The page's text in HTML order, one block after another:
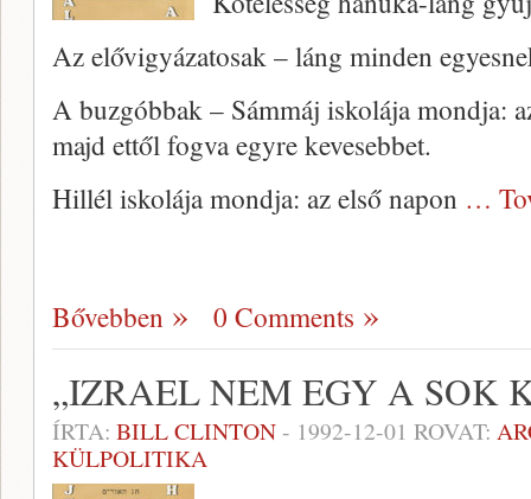
Az elővigyázatosak – láng minden
A buzgóbbak – Sámmáj iskolája mondja:
majd ettől fogva egyre kevesebbet.
Hillél iskolája mondja: az első napon …
Bővebben 0 Comments
„IZRAEL NEM EGY A SOK
ÍRTA: BILL CLINTON- 1992-12-01 ROVAT:
KÜLPOLITIKA